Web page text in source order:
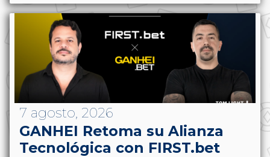
7 agosto, 2026
GANHEI Retoma su Alianza
Tecnológica con FIRST.bet